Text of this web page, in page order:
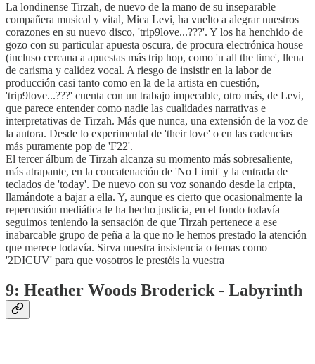
La londinense Tirzah, de nuevo de la mano de su inseparable
compañera musical y vital, Mica Levi, ha vuelto a alegrar nuestros
corazones en su nuevo disco, 'trip9love...???'. Y los ha henchido de
gozo con su particular apuesta oscura, de procura electrónica house
(incluso cercana a apuestas más trip hop, como 'u all the time', llena
de carisma y calidez vocal. A riesgo de insistir en la labor de
producción casi tanto como en la de la artista en cuestión,
'trip9love...???' cuenta con un trabajo impecable, otro más, de Levi,
que parece entender como nadie las cualidades narrativas e
interpretativas de Tirzah. Más que nunca, una extensión de la voz de
la autora. Desde lo experimental de 'their love' o en las cadencias
más puramente pop de 'F22'.
El tercer álbum de Tirzah alcanza su momento más sobresaliente,
más atrapante, en la concatenación de 'No Limit' y la entrada de
teclados de 'today'. De nuevo con su voz sonando desde la cripta,
llamándote a bajar a ella. Y, aunque es cierto que ocasionalmente la
repercusión mediática le ha hecho justicia, en el fondo todavía
seguimos teniendo la sensación de que Tirzah pertenece a ese
inabarcable grupo de peña a la que no le hemos prestado la atención
que merece todavía. Sirva nuestra insistencia o temas como
'2DICUV' para que vosotros le prestéis la vuestra
9: Heather Woods Broderick - Labyrinth